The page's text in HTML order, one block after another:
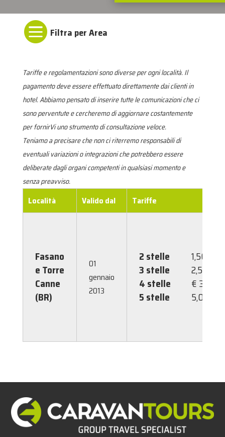

Tariffe e regolamentazioni sono diverse per ogni località. Il
pagamento deve essere effettuato direttamente dai clienti in
hotel. Abbiamo pensato di inserire tutte le comunicazioni che ci
sono perventute e cercheremo di aggiornare costantemente
per fornirVi uno strumento di consultazione veloce.
Teniamo a precisare che non ci riterremo responsabili di
eventuali variazioni o integrazioni che potrebbero essere
deliberate dagli organi competenti in qualsiasi momento e
senza preavviso.
Località Valido dal Tariffe
Fasano
e Torre
Canne
(BR)
01
gennaio
2013
2 stelle
1,50 €
3 stelle
2,50 €
4 stelle
€ 3,50
5 stelle
5,00 €